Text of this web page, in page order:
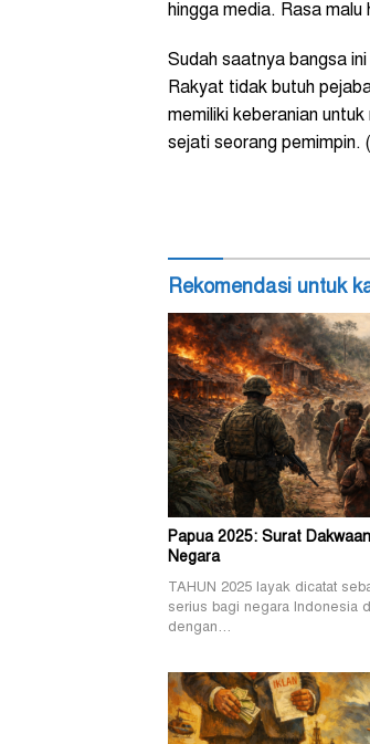
hingga media. Rasa
Sudah saatnya bangsa
Rakyat tidak butuh
memiliki keberanian
sejati seorang pemimpin.
Rekomendasi untuk
Papua 2025: Surat
Negara
TAHUN 2025 layak dicatat
serius bagi negara Indonesia
dengan…